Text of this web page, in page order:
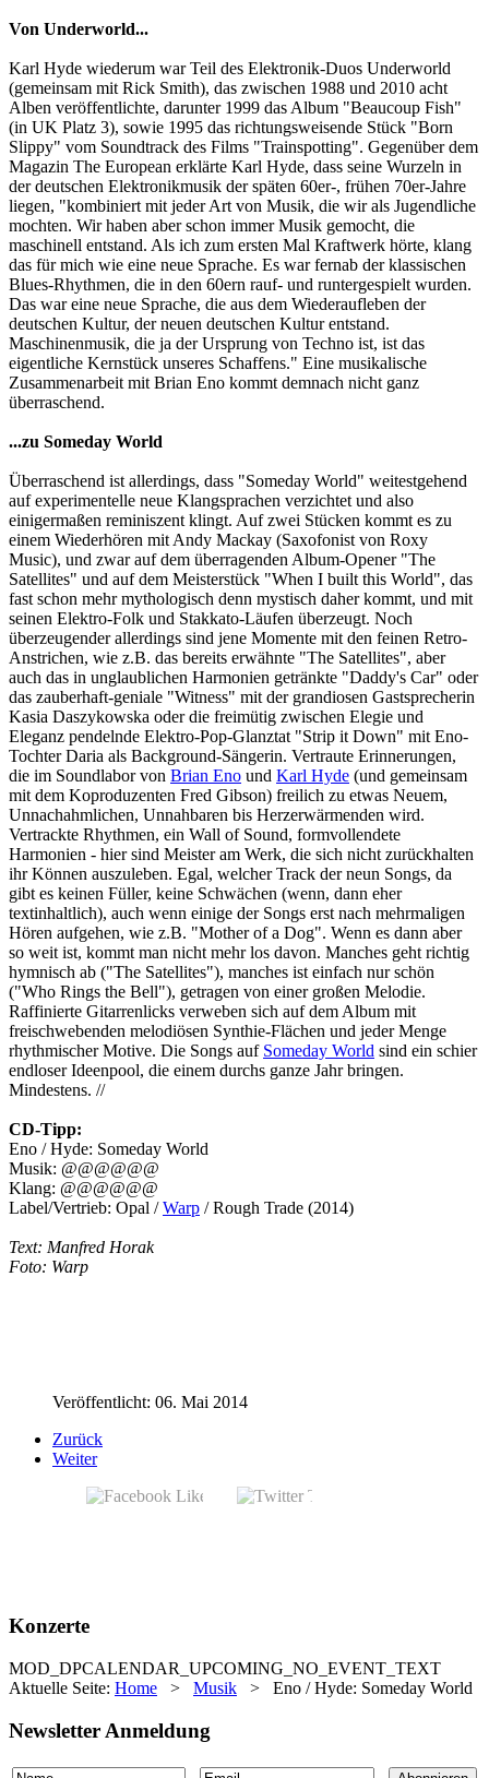
Von Underworld...
Karl Hyde wiederum war Teil des Elektronik-Duos Underworld
(gemeinsam mit Rick Smith), das zwischen 1988 und 2010 acht
Alben veröffentlichte, darunter 1999 das Album "Beaucoup Fish"
(in UK Platz 3), sowie 1995 das richtungsweisende Stück "Born
Slippy" vom Soundtrack des Films "Trainspotting". Gegenüber dem
Magazin The European erklärte Karl Hyde, dass seine Wurzeln in
der deutschen Elektronikmusik der späten 60er-, frühen 70er-Jahre
liegen, "kombiniert mit jeder Art von Musik, die wir als Jugendliche
mochten. Wir haben aber schon immer Musik gemocht, die
maschinell entstand. Als ich zum ersten Mal Kraftwerk hörte, klang
das für mich wie eine neue Sprache. Es war fernab der klassischen
Blues-Rhythmen, die in den 60ern rauf- und runtergespielt wurden.
Das war eine neue Sprache, die aus dem Wiederaufleben der
deutschen Kultur, der neuen deutschen Kultur entstand.
Maschinenmusik, die ja der Ursprung von Techno ist, ist das
eigentliche Kernstück unseres Schaffens." Eine musikalische
Zusammenarbeit mit Brian Eno kommt demnach nicht ganz
überraschend.
...zu Someday World
Überraschend ist allerdings, dass "Someday World" weitestgehend
auf experimentelle neue Klangsprachen verzichtet und also
einigermaßen reminiszent klingt. Auf zwei Stücken kommt es zu
einem Wiederhören mit Andy Mackay (Saxofonist von Roxy
Music), und zwar auf dem überragenden Album-Opener "The
Satellites" und auf dem Meisterstück "When I built this World", das
fast schon mehr mythologisch denn mystisch daher kommt, und mit
seinen Elektro-Folk und Stakkato-Läufen überzeugt. Noch
überzeugender allerdings sind jene Momente mit den feinen Retro-
Anstrichen, wie z.B. das bereits erwähnte "The Satellites", aber
auch das in unglaublichen Harmonien getränkte "Daddy's Car" oder
das zauberhaft-geniale "Witness" mit der grandiosen Gastsprecherin
Kasia Daszykowska oder die freimütig zwischen Elegie und
Eleganz pendelnde Elektro-Pop-Glanztat "Strip it Down" mit Eno-
Tochter Daria als Background-Sängerin. Vertraute Erinnerungen,
die im Soundlabor von Brian Eno und Karl Hyde (und gemeinsam
mit dem Koproduzenten Fred Gibson) freilich zu etwas Neuem,
Unnachahmlichen, Unnahbaren bis Herzerwärmenden wird.
Vertrackte Rhythmen, ein Wall of Sound, formvollendete
Harmonien - hier sind Meister am Werk, die sich nicht zurückhalten
ihr Können auszuleben. Egal, welcher Track der neun Songs, da
gibt es keinen Füller, keine Schwächen (wenn, dann eher
textinhaltlich), auch wenn einige der Songs erst nach mehrmaligen
Hören aufgehen, wie z.B. "Mother of a Dog". Wenn es dann aber
so weit ist, kommt man nicht mehr los davon. Manches geht richtig
hymnisch ab ("The Satellites"), manches ist einfach nur schön
("Who Rings the Bell"), getragen von einer großen Melodie.
Raffinierte Gitarrenlicks verweben sich auf dem Album mit
freischwebenden melodiösen Synthie-Flächen und jeder Menge
rhythmischer Motive. Die Songs auf Someday World sind ein schier
endloser Ideenpool, die einem durchs ganze Jahr bringen.
Mindestens. //
CD-Tipp:
Eno / Hyde: Someday World
Musik: @@@@@@
Klang: @@@@@@
Label/Vertrieb: Opal /Warp / Rough Trade (2014)
Text: Manfred Horak
Foto: Warp
Veröffentlicht: 06. Mai 2014
Zurück
Weiter
Konzerte
MOD_DPCALENDAR_UPCOMING_NO_EVENT_TEXT
Aktuelle Seite: Home > Musik > Eno / Hyde: Someday World
Newsletter Anmeldung